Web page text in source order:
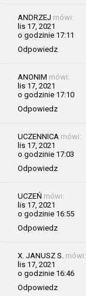
ANDRZEJ mówi:
lis 17, 2021
o godzinie 17:11
Odpowiedz
ANONIM mówi:
lis 17, 2021
o godzinie 17:10
Odpowiedz
UCZENNICA mówi:
lis 17, 2021
o godzinie 17:03
Odpowiedz
UCZEŃ mówi:
lis 17, 2021
o godzinie 16:55
Odpowiedz
X. JANUSZ S. mówi:
lis 17, 2021
o godzinie 16:46
Odpowiedz